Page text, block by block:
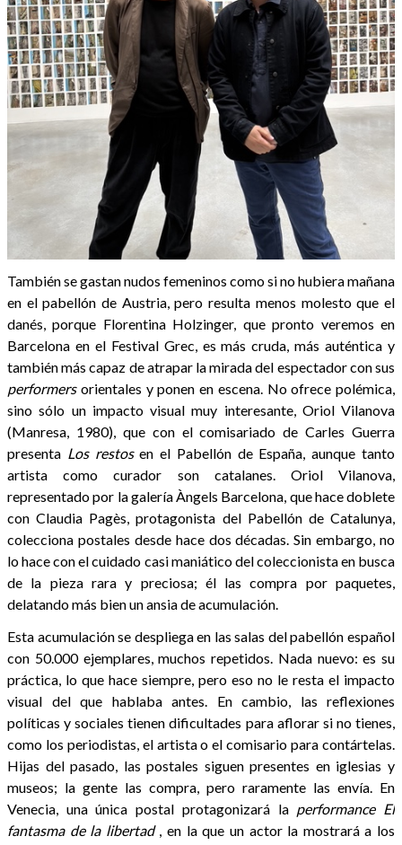
También se gastan nudos femeninos como si no hubiera mañana
en el pabellón de Austria, pero resulta menos molesto que el
danés, porque Florentina Holzinger, que pronto veremos en
Barcelona en el Festival Grec, es más cruda, más auténtica y
también más capaz de atrapar la mirada del espectador con sus
performersorientales y ponen en escena. No ofrece polémica,
sino sólo un impacto visual muy interesante, Oriol Vilanova
(Manresa, 1980), que con el comisariado de Carles Guerra
presenta Los restosen el Pabellón de España, aunque tanto
artista como curador son catalanes. Oriol Vilanova,
representado por la galería Àngels Barcelona, que hace doblete
con Claudia Pagès, protagonista del Pabellón de Catalunya,
colecciona postales desde hace dos décadas. Sin embargo, no
lo hace con el cuidado casi maniático del coleccionista en busca
de la pieza rara y preciosa; él las compra por paquetes,
delatando más bien un ansia de acumulación.
Esta acumulación se despliega en las salas del pabellón español
con 50.000 ejemplares, muchos repetidos. Nada nuevo: es su
práctica, lo que hace siempre, pero eso no le resta el impacto
visual del que hablaba antes. En cambio, las reflexiones
políticas y sociales tienen dificultades para aflorar si no tienes,
como los periodistas, el artista o el comisario para contártelas.
Hijas del pasado, las postales siguen presentes en iglesias y
museos; la gente las compra, pero raramente las envía. En
Venecia, una única postal protagonizará la performance El
fantasma de la libertad, en la que un actor la mostrará a los